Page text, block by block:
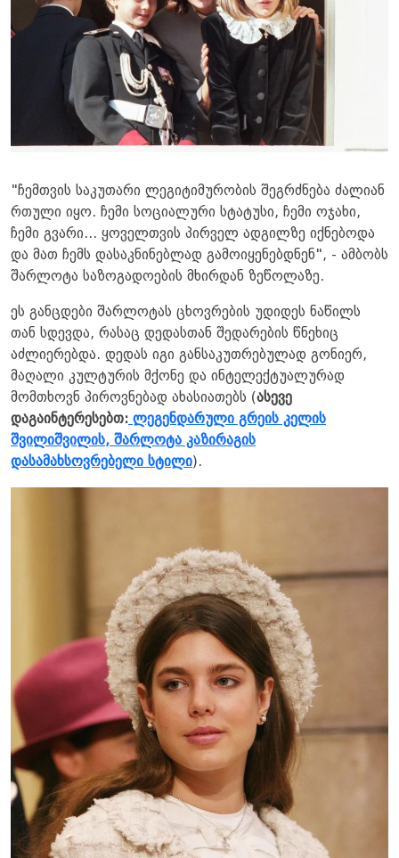
"ჩემთვის საკუთარი ლეგიტიმურობის შეგრძნება ძალიან
რთული იყო. ჩემი სოციალური სტატუსი, ჩემი ოჯახი,
ჩემი გვარი... ყოველთვის პირველ ადგილზე იქნებოდა
და მათ ჩემს დასაკნინებლად გამოიყენებდნენ", - ამბობს
შარლოტა საზოგადოების მხირდან ზეწოლაზე.
ეს განცდები შარლოტას ცხოვრების უდიდეს ნაწილს
თან სდევდა, რასაც დედასთან შედარების წნეხიც
აძლიერებდა. დედას იგი განსაკუთრებულად გონიერ,
მაღალი კულტურის მქონე და ინტელექტუალურად
მომთხოვნ პიროვნებად ახასიათებს (ასევე
დაგაინტერესებთ: ლეგენდარული გრეის კელის
შვილიშვილის, შარლოტა კაზირაგის
დასამახსოვრებელი სტილი).